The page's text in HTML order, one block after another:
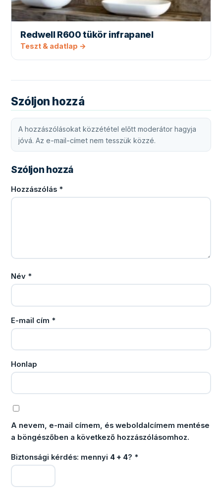
Redwell R600 tükör infrapanel
Teszt & adatlap →
Szóljon hozzá
A hozzászólásokat közzététel előtt moderátor hagyja
jóvá. Az e-mail-címet nem tesszük közzé.
Szóljon hozzá
Hozzászólás *
Név *
E-mail cím *
Honlap
A nevem, e-mail címem, és weboldalcímem mentése
a böngészőben a következő hozzászólásomhoz.
Biztonsági kérdés: mennyi 4 + 4? *